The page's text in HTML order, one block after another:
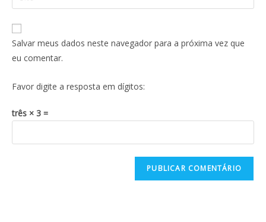
Salvar meus dados neste navegador para a próxima vez que
eu comentar.
Favor digite a resposta em dígitos:
três × 3 =